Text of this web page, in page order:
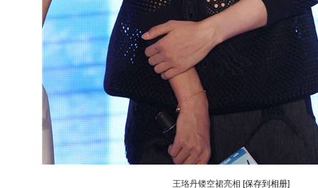
王珞丹镂空裙亮相 [保存到相册]